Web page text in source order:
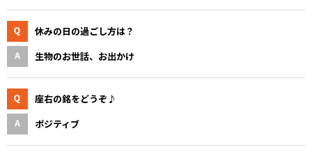
休みの日の過ごし方は？
生物のお世話、お出かけ
座右の銘をどうぞ♪
ポジティブ